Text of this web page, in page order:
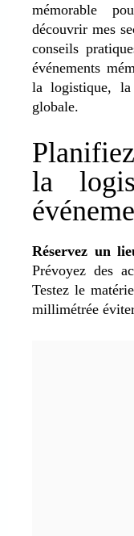
mémorable
découvrir mes
conseils
événements
la logistique, la
globale.
la
Réservez un
Prévoyez des
Testez le
millimétrée